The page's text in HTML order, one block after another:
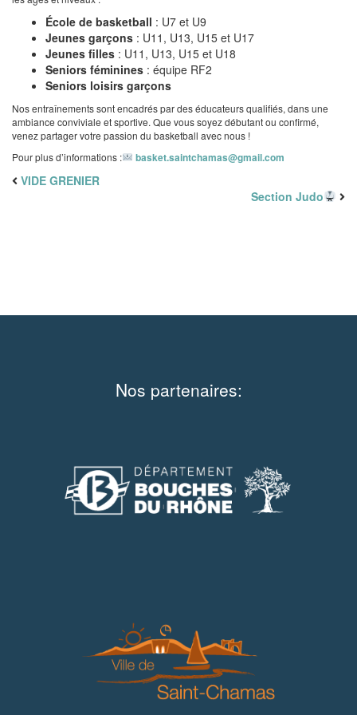
École de basketball : U7 et U9
Jeunes garçons : U11, U13, U15 et U17
Jeunes filles : U11, U13, U15 et U18
Seniors féminines : équipe RF2
Seniors loisirs garçons
Nos entraînements sont encadrés par des éducateurs qualifiés, dans une
ambiance conviviale et sportive. Que vous soyez débutant ou confirmé,
venez partager votre passion du basketball avec nous !
Pour plus d’informations :
basket.saintchamas@gmail.com
VIDE GRENIER
Section Judo
Nos partenaires: